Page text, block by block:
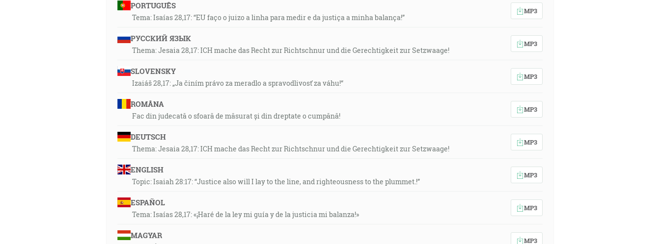
PORTUGUÊS
Tema: Isaías 28,17: “EU faço o juizo a linha para medir e da justiça a minha balança!”
MP3
РУССКИЙ ЯЗЫК
Thema: Jesaia 28,17: ICH mache das Recht zur Richtschnur und die Gerechtigkeit zur Setzwaage!
MP3
SLOVENSKY
Izaiáš 28,17: „Ja činím právo za meradlo a spravodlivosť za váhu!“
MP3
ROMÂNA
Fac din judecată o sfoară de măsurat și din dreptate o cumpănă!
MP3
DEUTSCH
Thema: Jesaia 28,17: ICH mache das Recht zur Richtschnur und die Gerechtigkeit zur Setzwaage!
MP3
ENGLISH
Topic: Isaiah 28:17: “Justice also will I lay to the line, and righteousness to the plummet.!”
MP3
ESPAÑOL
Tema: Isaías 28,17: «¡Haré de la ley mi guía y de la justicia mi balanza!»
MP3
MAGYAR
MP3